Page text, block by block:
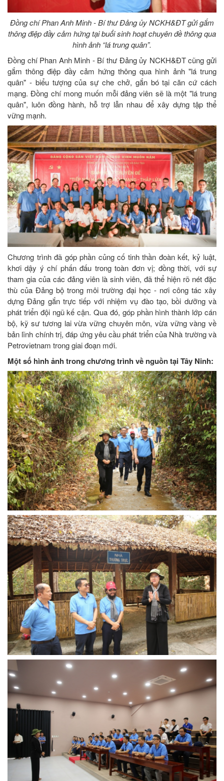
Đồng chí Phan Anh Minh - Bí thư Đảng ủy NCKH&ĐT gửi gắm
thông điệp đầy cảm hứng tại buổi sinh hoạt chuyên đề thông qua
hình ảnh “lá trung quân”.
Đồng chí Phan Anh Minh - Bí thư Đảng ủy NCKH&ĐT cũng gửi
gắm thông điệp đầy cảm hứng thông qua hình ảnh "lá trung
quân" - biểu tượng của sự che chở, gắn bó tại căn cứ cách
mạng. Đồng chí mong muốn mỗi đảng viên sẽ là một "lá trung
quân", luôn đồng hành, hỗ trợ lẫn nhau để xây dựng tập thể
vững mạnh.
Chương trình đã góp phần củng cố tinh thần đoàn kết, kỷ luật,
khơi dậy ý chí phấn đấu trong toàn đơn vị; đồng thời, với sự
tham gia của các đảng viên là sinh viên, đã thể hiện rõ nét đặc
thù của Đảng bộ trong môi trường đại học - nơi công tác xây
dựng Đảng gắn trực tiếp với nhiệm vụ đào tạo, bồi dưỡng và
phát triển đội ngũ kế cận. Qua đó, góp phần hình thành lớp cán
bộ, kỹ sư tương lai vừa vững chuyên môn, vừa vững vàng về
bản lĩnh chính trị, đáp ứng yêu cầu phát triển của Nhà trường và
Petrovietnam trong giai đoạn mới.
Một số hình ảnh trong chương trình về nguồn tại Tây Ninh: